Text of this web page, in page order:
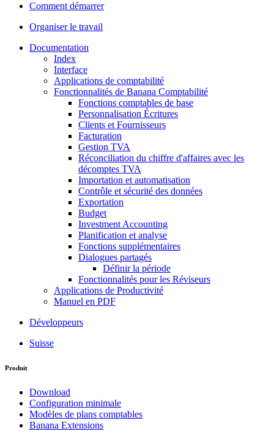
Comment démarrer
Organiser le travail
Documentation
Index
Interface
Applications de comptabilité
Fonctionnalités de Banana Comptabilité
Fonctions comptables de base
Personnalisation Écritures
Clients et Fournisseurs
Facturation
Gestion TVA
Réconciliation du chiffre d'affaires avec les
décomptes TVA
Importation et automatisation
Contrôle et sécurité des données
Exportation
Budget
Investment Accounting
Planification et analyse
Fonctions supplémentaires
Dialogues partagés
Définir la période
Fonctionnalités pour les Réviseurs
Applications de Productivité
Manuel en PDF
Développeurs
Suisse
Produit
Download
Configuration minimale
Modèles de plans comptables
Banana Extensions